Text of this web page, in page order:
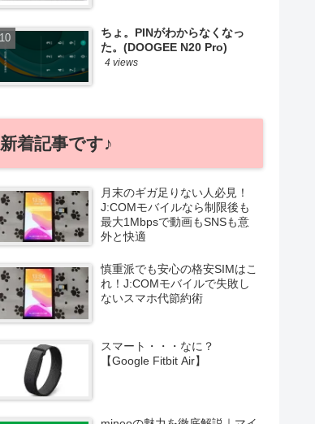
ちょ。PINがわからなくなっ
た。(DOOGEE N20 Pro)
4 views
新着記事です♪
月末のギガ足りない人必見！
J:COMモバイルなら制限後も
最大1Mbpsで動画もSNSも意
外と快適
慎重派でも安心の格安SIMはこ
れ！J:COMモバイルで失敗し
ないスマホ代節約術
スマート・・・なに？
【Google Fitbit Air】